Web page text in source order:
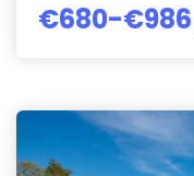
€680-€986